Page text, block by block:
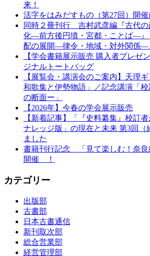
来！
活字をはみだすもの（第27回）開
同時２冊刊行 吉村武彦編『古代の
化—前方後円墳・宮都・ことば—』
配の展開—律令・地域・対外関係—
【学会書籍展示販売 購入者プレゼ
ジナルトートバッグ
【展覧会・講演会のご案内】天理
和歌集と伊勢物語」／記念講演「
の断面ー」
【2026年】今春の学会展示販売
【新着記事】「『史料纂集』校訂
ナレッジ版」の現在と未来 第3回（
ました
書籍刊行記念 「見て楽しむ！奈
開催 ！
カテゴリー
出版部
古書部
日本古書通信
新刊取次部
総合営業部
経営管理部